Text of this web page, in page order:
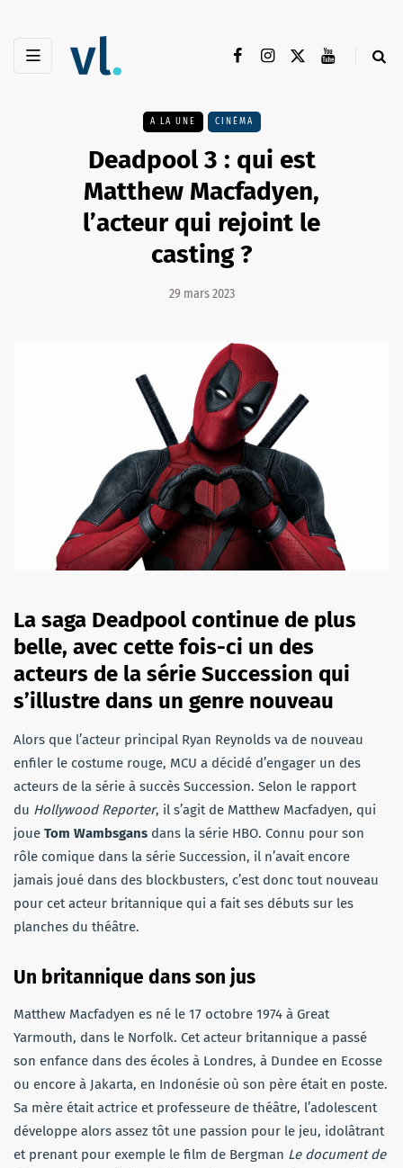
A LA UNE CINÉMA
Deadpool 3 : qui est
Matthew Macfadyen,
l’acteur qui rejoint le
casting ?
29 mars 2023
La saga Deadpool continue de plus
belle, avec cette fois-ci un des
acteurs de la série Succession qui
s’illustre dans un genre nouveau
Alors que l’acteur principal Ryan Reynolds va de nouveau
enfiler le costume rouge, MCU a décidé d’engager un des
acteurs de la série à succès Succession. Selon le rapport
du Hollywood Reporter, il s’agit de Matthew Macfadyen, qui
joue Tom Wambsgans dans la série HBO. Connu pour son
rôle comique dans la série Succession, il n’avait encore
jamais joué dans des blockbusters, c’est donc tout nouveau
pour cet acteur britannique qui a fait ses débuts sur les
planches du théâtre.
Un britannique dans son jus
Matthew Macfadyen es né le 17 octobre 1974 à Great
Yarmouth, dans le Norfolk. Cet acteur britannique a passé
son enfance dans des écoles à Londres, à Dundee en Ecosse
ou encore à Jakarta, en Indonésie où son père était en poste.
Sa mère était actrice et professeure de théâtre, l’adolescent
développe alors assez tôt une passion pour le jeu, idolâtrant
et prenant pour exemple le film de Bergman Le document de